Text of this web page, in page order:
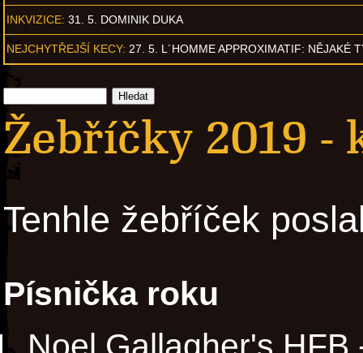
INKVIZICE: 31. 5. DOMINIK DUKA
NEJCHYTŘEJŠÍ KECY: 27. 5. L´HOMME APPROXIMATIF: NĚJAKÉ
Žebříčky 2019 -
Tenhle žebříček
Písnička roku
Noel Gallagher's HFB